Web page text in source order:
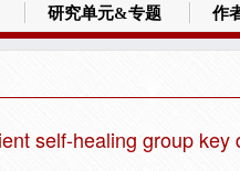
研究单元&专题 作
self-healing group key